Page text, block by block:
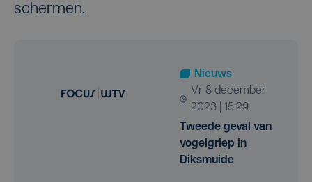
schermen.
Nieuws
vr 8 december
2023 | 15:29
Tweede geval van
vogelgriep in
Diksmuide